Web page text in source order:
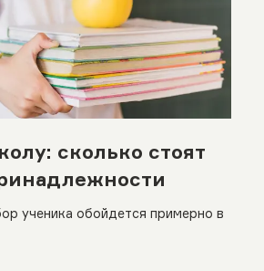
сколько стоят
ученика обойдется примерно в